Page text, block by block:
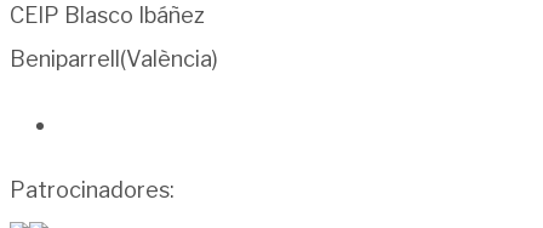
CEIP Blasco Ibáñez
Beniparrell(València)
Patrocinadores: